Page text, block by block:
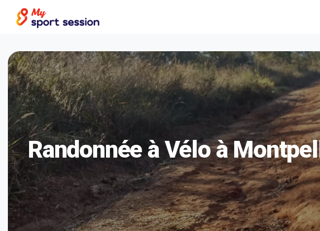
Randonnée à Vélo à